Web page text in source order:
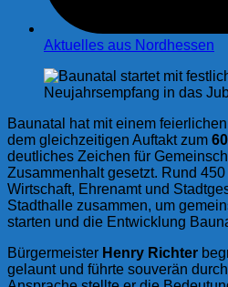
Aktuelles aus Nordhessen
Baunatal hat mit einem
dem gleichzeitigen Auftakt zum
deutliches Zeichen für
Zusammenhalt gesetzt. Rund
Wirtschaft, Ehrenamt und
Stadthalle zusammen, um
starten und die Entwicklung
Bürgermeister Henry Richter
gelaunt und führte souverän